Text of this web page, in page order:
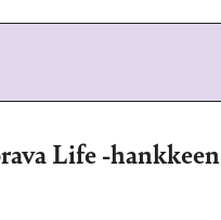
Life -hankkeen